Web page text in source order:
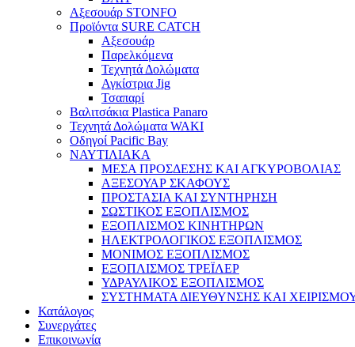
Αξεσουάρ STONFO
Προϊόντα SURE CATCH
Αξεσουάρ
Παρελκόμενα
Τεχνητά Δολώματα
Αγκίστρια Jig
Τσαπαρί
Βαλιτσάκια Plastica Panaro
Τεχνητά Δολώματα WAKI
Οδηγοί Pacific Bay
ΝΑΥΤΙΛΙΑΚΑ
ΜΕΣΑ ΠΡΟΣΔΕΣΗΣ ΚΑΙ ΑΓΚΥΡΟΒΟΛΙΑΣ
ΑΞΕΣΟΥΑΡ ΣΚΑΦΟΥΣ
ΠΡΟΣΤΑΣΙΑ ΚΑΙ ΣΥΝΤΗΡΗΣΗ
ΣΩΣΤΙΚΟΣ ΕΞΟΠΛΙΣΜΟΣ
ΕΞΟΠΛΙΣΜΟΣ ΚΙΝΗΤΗΡΩΝ
ΗΛΕΚΤΡΟΛΟΓΙΚΟΣ ΕΞΟΠΛΙΣΜΟΣ
ΜΟΝΙΜΟΣ ΕΞΟΠΛΙΣΜΟΣ
ΕΞΟΠΛΙΣΜΟΣ ΤΡΕΪΛΕΡ
ΥΔΡΑΥΛΙΚΟΣ ΕΞΟΠΛΙΣΜΟΣ
ΣΥΣΤΗΜΑΤΑ ΔΙΕΥΘΥΝΣΗΣ ΚΑΙ
Κατάλογος
Συνεργάτες
Επικοινωνία